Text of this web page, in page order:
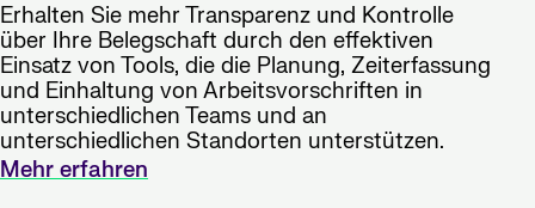
Erhalten Sie mehr Transparenz und Kontrolle
über Ihre Belegschaft durch den effektiven
Einsatz von Tools, die die Planung, Zeiterfassung
und Einhaltung von Arbeitsvorschriften in
unterschiedlichen Teams und an
unterschiedlichen Standorten unterstützen.
Mehr erfahren